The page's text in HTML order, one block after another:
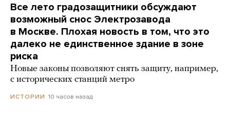
Все лето градозащитники обсуждают
возможный снос Электрозавода
в Москве. Плохая новость в том, что это
далеко не единственное здание в зоне
риска
Новые законы позволяют снять защиту, например,
с исторических станций метро
ИСТОРИИ 10 часов назад